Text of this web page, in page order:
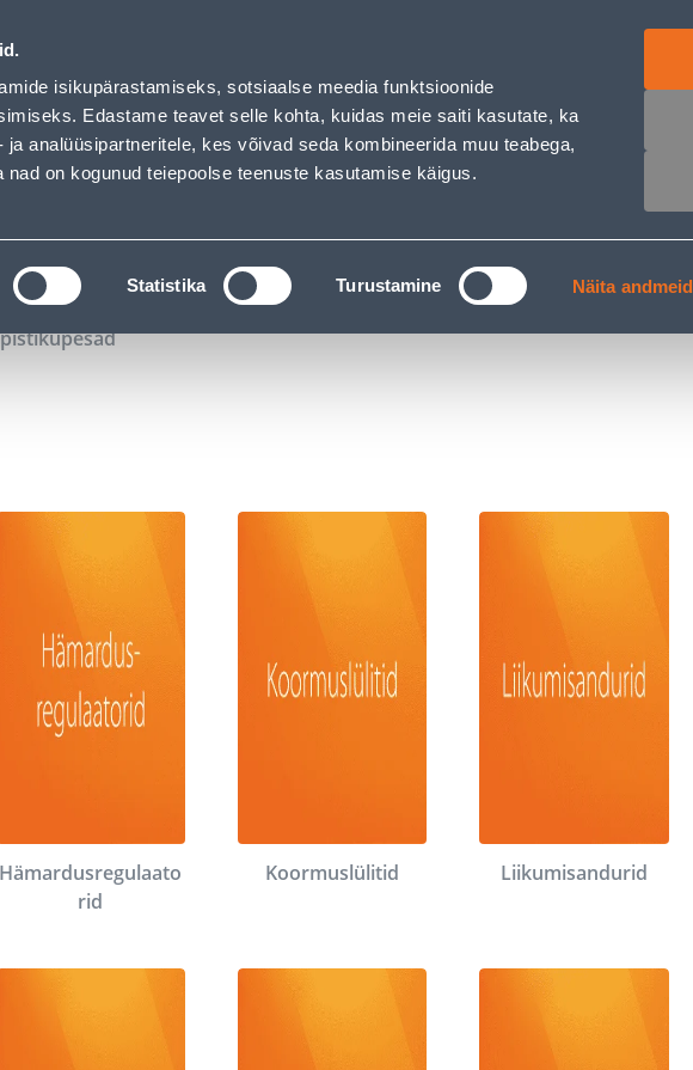
isikupärastamiseks, sotsiaalse meedia funktsioonide
Edastame teavet selle kohta, kuidas meie saiti kasutate, ka
analüüsipartneritele, kes võivad seda kombineerida muu teabega,
on kogunud teiepoolse teenuste kasutamise käigus.
Statistika Turustamine Näita andmeid
Teenused Karjäärileht
OTSI Logi sisse
TÖÖRIISTALAENUTUS JÄRELMAKS
Hämardusregulaato
rid
Koormuslülitid Liikumisandurid